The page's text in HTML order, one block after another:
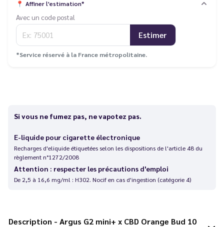
📍 Affiner l'estimation*
Avec un code postal
Estimer
*Service réservé à la France métropolitaine.
Si vous ne fumez pas, ne vapotez pas.
E-liquide pour cigarette électronique
Recharges d'eliquide étiquetées selon les dispositions de l'article 48 du
règlement n°1272/2008
Attention : respecter les précautions d'emploi
De 2,5 à 16,6 mg/ml : H302. Nocif en cas d'ingestion (catégorie 4)
Description - Argus G2 mini+ x CBD Orange Bud 10